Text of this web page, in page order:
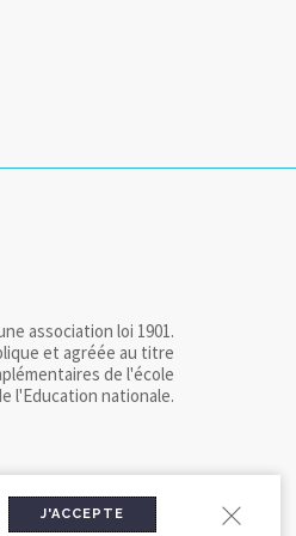
association loi 1901.
et agréée au titre
de l'école
l'Education nationale.
J'ACCEPTE